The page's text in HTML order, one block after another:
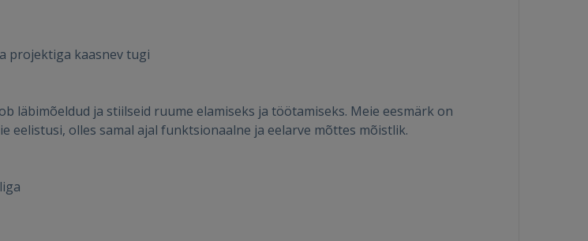
projektiga kaasnev tugi
läbimõeldud ja stiilseid ruume elamiseks ja töötamiseks. Meie eesmärk on
olles samal ajal funktsionaalne ja eelarve mõttes mõistlik.